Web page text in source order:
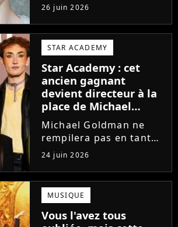
Star Academy, Léo se
lance enfin. Sous le nom
de scène Lowey, l'artiste
de 25 ans dévoile un
premier EP énergique et
très prometteur
nommé...
26 juin 2026
STAR ACADEMY
Star Academy : cet
ancien gagnant
devient directeur à la
place de Michael
Goldman ? Il donne
enfin sa réponse
Michael Goldman ne
rempilera pas en tant
que directeur de la
prochaine saison de la
Star Academy. Mais qui
prendra sa place ? Alors
que son nom circule,
cet ancien gagnant de
24 juin 2026
MUSIQUE
Vous l'avez tous